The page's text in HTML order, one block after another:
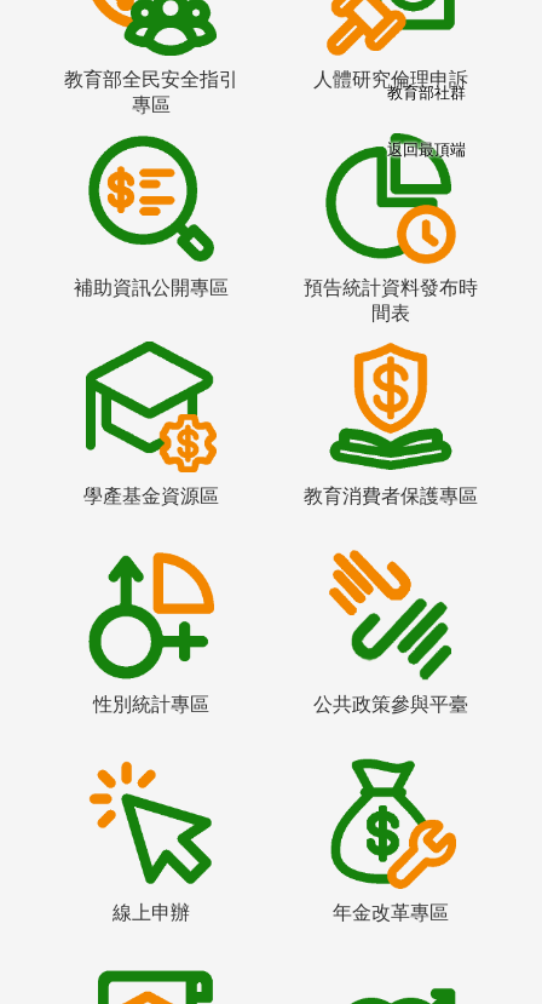
教育部全民安全指引
專區
人體研究倫理申訴
補助資訊公開專區
預告統計資料發布時
間表
學產基金資源區 教育消費者保護專區
性別統計專區 公共政策參與平臺
線上申辦 年金改革專區
教育部社群
返回最頂端